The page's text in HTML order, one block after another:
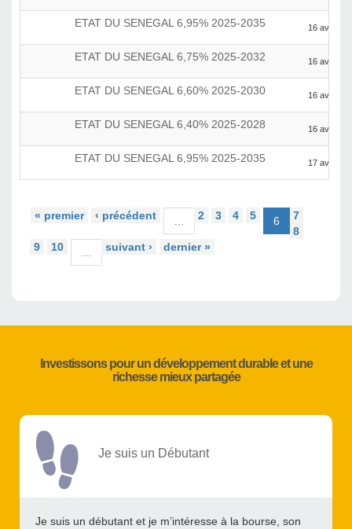
ETAT DU SENEGAL 6,95% 2025-2035 16 avril
ETAT DU SENEGAL 6,75% 2025-2032 16 avril
ETAT DU SENEGAL 6,60% 2025-2030 16 avril
ETAT DU SENEGAL 6,40% 2025-2028 16 avril
ETAT DU SENEGAL 6,95% 2025-2035 17 avril
« premier ‹ précédent … 2 3 4 5 6
7
8
9
10 … suivant › dernier »
Investissons pour un développement durable et une
richesse mieux partagée
Je suis un Débutant
Je suis un débutant et je m’intéresse à la bourse, son